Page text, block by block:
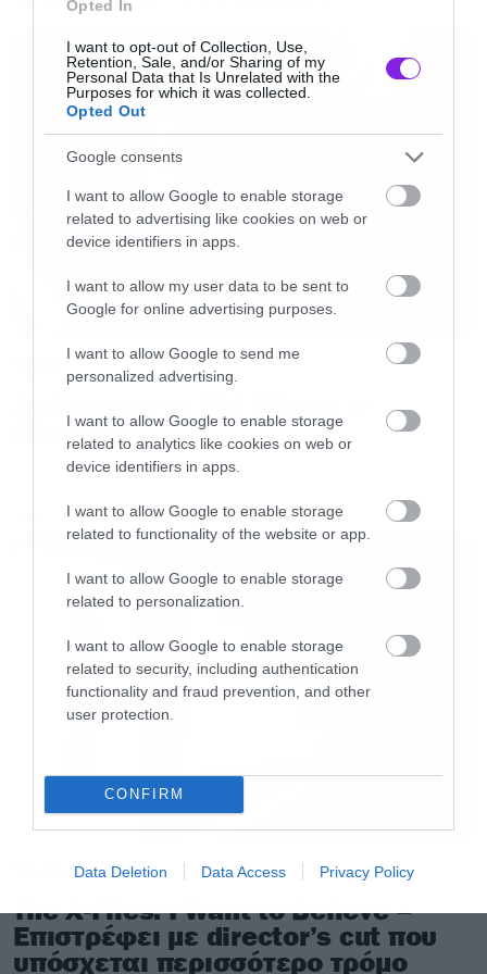
Opted In
I want to opt-out of Collection, Use,
Retention, Sale, and/or Sharing of my
Personal Data that Is Unrelated with the
Purposes for which it was collected.
Opted Out
Google consents
I want to allow Google to enable storage
related to advertising like cookies on web or
device identifiers in apps.
I want to allow my user data to be sent to
Google for online advertising purposes.
I want to allow Google to send me
personalized advertising.
I want to allow Google to enable storage
related to analytics like cookies on web or
device identifiers in apps.
I want to allow Google to enable storage
related to functionality of the website or app.
I want to allow Google to enable storage
related to personalization.
I want to allow Google to enable storage
related to security, including authentication
functionality and fraud prevention, and other
user protection.
CONFIRM
Data Deletion Data Access Privacy Policy
Sleep Token
Η ραγδαία άνοδος των Sleep Token από τις
συναντάς στις μέρες μας. Με το τρίτο τους
άλμπουμ που κυκλοφόρησε τον Μάιο να
θεωρείται δικαίως ένα από τα καλύτερα της
χρονιάς, η μυστηριώδης μπάντα με τα μέλη
που επιμένουν να μην δίνουν συνεντεύξεις και
να αποκαλύπτουν τις ταυτότητες τους,
αποτελεί το Next Big Thing και καλό θα είναι
να προλάβουμε να τους φέρουμε πριν
γιγαντωθούν.
Slipknot!
The X-Files: I Want to Believe –
Επιστρέφει με director’s cut που
υπόσχεται περισσότερο τρόμο